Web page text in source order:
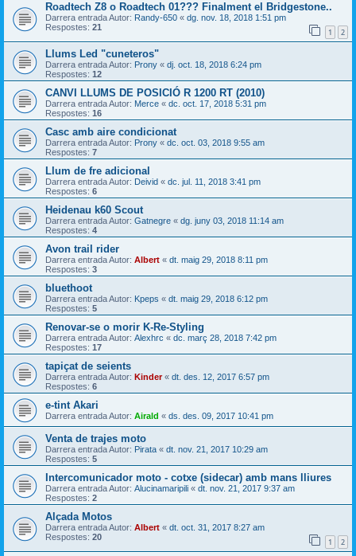
Roadtech Z8 o Roadtech 01??? Finalment el Bridgestone..
Darrera entrada Autor: Randy-650 « dg. nov. 18, 2018 1:51 pm
Respostes: 21 1 2
Llums Led "cuneteros"
Darrera entrada Autor: Prony « dj. oct. 18, 2018 6:24 pm
Respostes: 12
CANVI LLUMS DE POSICIÓ R 1200 RT (2010)
Darrera entrada Autor: Merce « dc. oct. 17, 2018 5:31 pm
Respostes: 16
Casc amb aire condicionat
Darrera entrada Autor: Prony « dc. oct. 03, 2018 9:55 am
Respostes: 7
Llum de fre adicional
Darrera entrada Autor: Deivid « dc. jul. 11, 2018 3:41 pm
Respostes: 6
Heidenau k60 Scout
Darrera entrada Autor: Gatnegre « dg. juny 03, 2018 11:14 am
Respostes: 4
Avon trail rider
Darrera entrada Autor: Albert « dt. maig 29, 2018 8:11 pm
Respostes: 3
bluethoot
Darrera entrada Autor: Kpeps « dt. maig 29, 2018 6:12 pm
Respostes: 5
Renovar-se o morir K-Re-Styling
Darrera entrada Autor: Alexhrc « dc. març 28, 2018 7:42 pm
Respostes: 17
tapiçat de seients
Darrera entrada Autor: Kinder« dt. des. 12, 2017 6:57 pm
Respostes: 6
e-tint Akari
Darrera entrada Autor: Airald « ds. des. 09, 2017 10:41 pm
Venta de trajes moto
Darrera entrada Autor: Pirata « dt. nov. 21, 2017 10:29 am
Respostes: 5
Intercomunicador moto - cotxe (sidecar) amb mans lliures
Darrera entrada Autor: Alucinamaripili « dt. nov. 21, 2017 9:37 am
Respostes: 2
Alçada Motos
Darrera entrada Autor: Albert « dt. oct. 31, 2017 8:27 am
Respostes: 20 1 2